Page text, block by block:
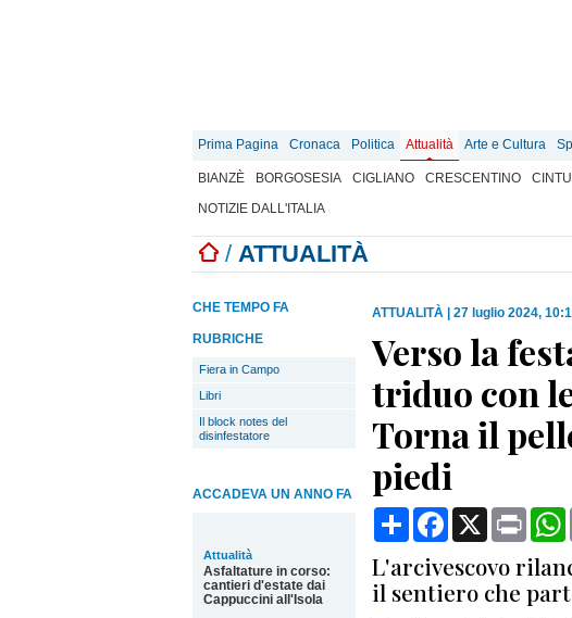
Prima Pagina Cronaca Politica Attualità Arte e Cultura
BIANZÈ BORGOSESIA CIGLIANO CRESCENTINO
NOTIZIE DALL'ITALIA
/ ATTUALITÀ
CHE TEMPO FA
RUBRICHE
Fiera in Campo
Libri
Il block notes del
disinfestatore
ACCADEVA UN ANNO FA
Attualità
Asfaltature in corso:
cantieri d'estate dai
Cappuccini all'Isola
ATTUALITÀ 27 luglio 2024,
Verso la
triduo con
Torna il
piedi
CondividiFacebook
X Print
L'arcivescovo
il sentiero che